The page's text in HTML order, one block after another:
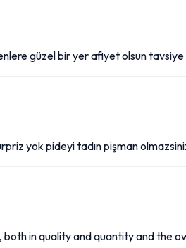
güzel bir yer afiyet olsun
yok pideyi tadın pişman
both in quality and quantity and the